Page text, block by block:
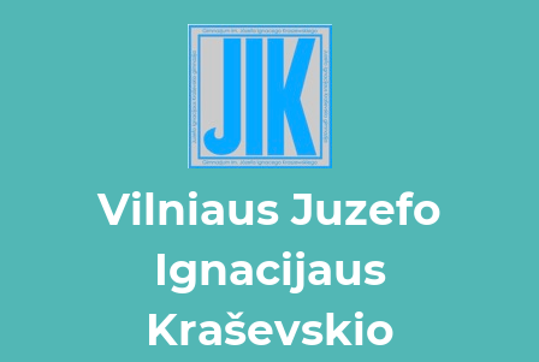
Vilniaus Juzefo
Ignacijaus
Kraševskio